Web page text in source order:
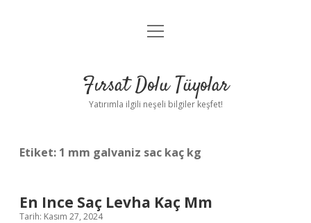
Gizlilik Politikası
Yasal Uyarı
menüyü
Fırsat Dolu Tüyolar
Yatırımla ilgili neşeli bilgiler keşfet!
Etiket: 1 mm galvaniz sac kaç kg
En Ince Saç Levha Kaç Mm
Tarih: Kasım 27, 2024